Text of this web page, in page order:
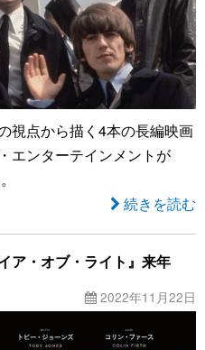
視点から描く4本の長編映画
エンターテインメントが
続きを読む
ア・オブ・ライト』来年
2022年11月22日